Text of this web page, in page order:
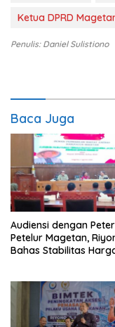
Ketua DPRD
Penulis: Daniel Sulistiono
Baca Juga
Audiensi dengan
Petelur Magetan,
Bahas Stabilitas